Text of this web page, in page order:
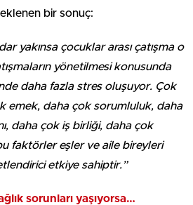
bir sonuç:
yakınsa çocuklar arası çatışma o
yönetilmesi konusunda
daha fazla stres oluşuyor. Çok
emek, daha çok sorumluluk, daha
daha çok iş birliği, daha çok
faktörler eşler ve aile bireyleri
etkiye sahiptir.”
sorunları yaşıyorsa…